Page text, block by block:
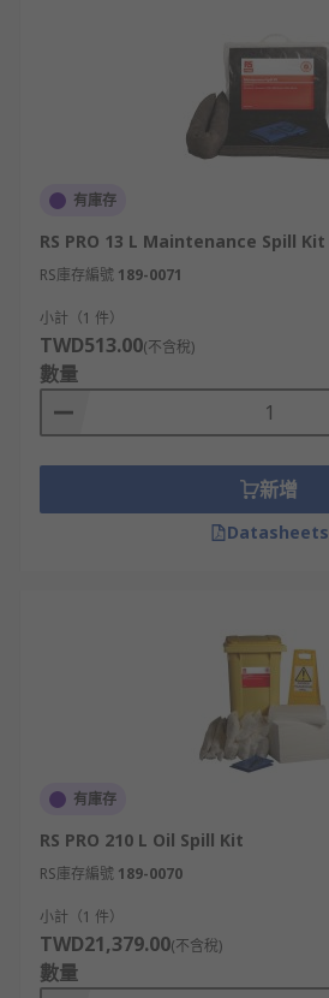
有庫存
RS PRO 13 L Maintenance Spill Kit
RS庫存編號 189-0071
小計（1 件）
TWD513.00(不含稅)
數量
新增
Datasheets
有庫存
RS PRO 210 L Oil Spill Kit
RS庫存編號 189-0070
小計（1 件）
TWD21,379.00(不含稅)
數量